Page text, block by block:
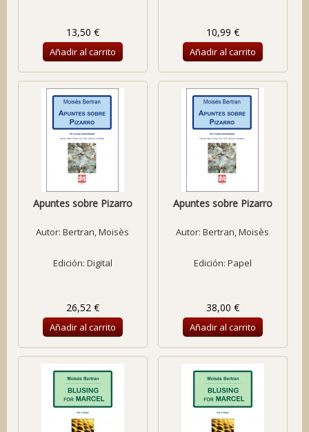
13,50 €
Añadir al carrito
10,99 €
Añadir al carrito
Apuntes sobre Pizarro
Autor:Bertran, Moisès
Edición: Digital
26,52 €
Añadir al carrito
Apuntes sobre Pizarro
Autor:Bertran, Moisès
Edición: Papel
38,00 €
Añadir al carrito